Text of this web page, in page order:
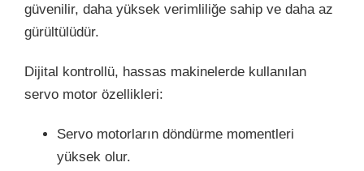
güvenilir, daha yüksek verimliliğe sahip ve daha az
gürültülüdür.
Dijital kontrollü, hassas makinelerde kullanılan
servo motor özellikleri:
Servo motorların döndürme momentleri
yüksek olur.